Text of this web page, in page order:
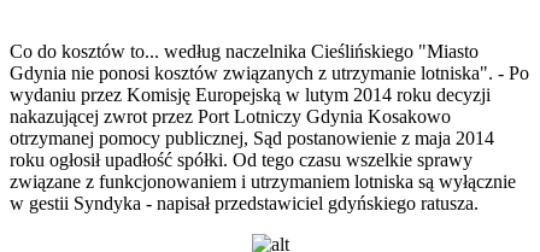
Co do kosztów to... według naczelnika Cieślińskiego "Miasto
Gdynia nie ponosi kosztów związanych z utrzymanie lotniska". - Po
wydaniu przez Komisję Europejską w lutym 2014 roku decyzji
nakazującej zwrot przez Port Lotniczy Gdynia Kosakowo
otrzymanej pomocy publicznej, Sąd postanowienie z maja 2014
roku ogłosił upadłość spółki. Od tego czasu wszelkie sprawy
związane z funkcjonowaniem i utrzymaniem lotniska są wyłącznie
w gestii Syndyka - napisał przedstawiciel gdyńskiego ratusza.